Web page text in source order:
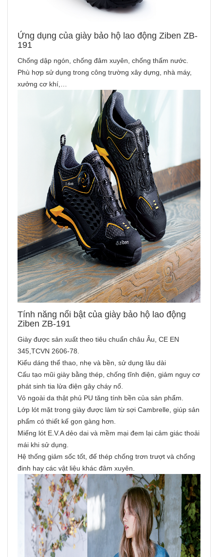
Ứng dụng của giày bảo hộ lao động Ziben ZB-
191
Chống dập ngón, chống đâm xuyên, chống thấm nước.
Phù hợp sử dụng trong công trường xây dựng, nhà máy,
xưởng cơ khí,…
Tính năng nổi bật của giày bảo hộ lao động
Ziben ZB-191
Giày được sản xuất theo tiêu chuẩn châu Âu, CE EN
345,TCVN 2606-78.
Kiểu dáng thể thao, nhẹ và bền, sử dụng lâu dài
Cấu tạo mũi giày bằng thép, chống tĩnh điện, giảm nguy cơ
phát sinh tia lửa điện gây cháy nổ.
Vỏ ngoài da thật phủ PU tăng tính bền của sản phẩm.
Lớp lót mặt trong giày được làm từ sợi Cambrelle, giúp sản
phẩm có thiết kế gọn gàng hơn.
Miếng lót E.V.A dẻo dai và mềm mại đem lại cảm giác thoải
mái khi sử dụng.
Hệ thống giảm sốc tốt, đế thép chống trơn trượt và chống
đinh hay các vật liệu khác đâm xuyên.